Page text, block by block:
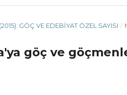
GÖÇ VE EDEBIYAT ÖZEL SAYISI /
göç ve